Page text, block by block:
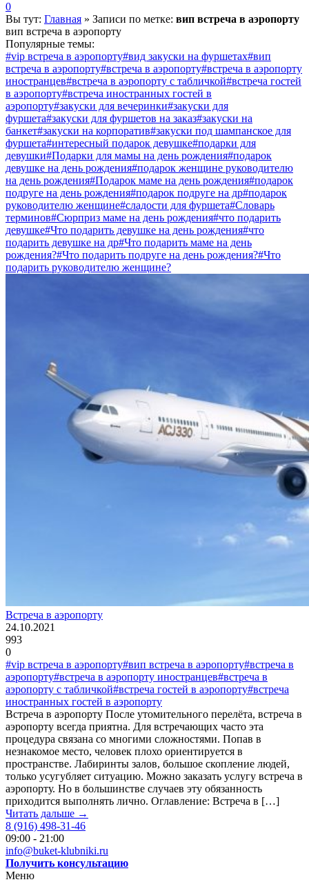
0
Вы тут: Главная » Записи по метке: вип встреча в аэропорту
вип встреча в аэропорту
Популярные темы:
#vip встреча в аэропорту#вид закуски на фуршетах#вип
встреча в аэропорту#встреча в аэропорту#встреча в аэропорту
иностранцев#встреча в аэропорту с табличкой#встреча гостей
в аэропорту#встреча иностранных гостей в
аэропорту#закуски для вечеринки#закуски для
фуршета#закуски для фуршетов на заказ#закуски на
банкет#закуски на корпоратив#закуски под шампанское для
фуршета#интересный подарок девушке#подарки для
девушки#Подарки для мамы на день рождения#подарок
девушке на день рождения#подарок женщине руководителю
на день рождения#Подарок маме на день рождения#подарок
подруге на день рождения#подарок подруге на др#подарок
руководителю женщине#сладости для фуршета#Словарь
терминов#Сюрприз маме на день рождения#что подарить
девушке#Что подарить девушке на день рождения#что
подарить девушке на др#Что подарить маме на день
рождения?#Что подарить подруге на день рождения?#Что
подарить руководителю женщине?
Встреча в аэропорту
24.10.2021
993
0
#vip встреча в аэропорту#вип встреча в аэропорту#встреча в
аэропорту#встреча в аэропорту иностранцев#встреча в
аэропорту с табличкой#встреча гостей в аэропорту#встреча
иностранных гостей в аэропорту
Встреча в аэропорту После утомительного перелёта, встреча в
аэропорту всегда приятна. Для встречающих часто эта
процедура связана со многими сложностями. Попав в
незнакомое место, человек плохо ориентируется в
пространстве. Лабиринты залов, большое скопление людей,
только усугубляет ситуацию. Можно заказать услугу встреча в
аэропорту. Но в большинстве случаев эту обязанность
приходится выполнять лично. Оглавление: Встреча в […]
Читать дальше →
8 (916) 498-31-46
09:00 - 21:00
info@buket-klubniki.ru
Получить консультацию
Меню